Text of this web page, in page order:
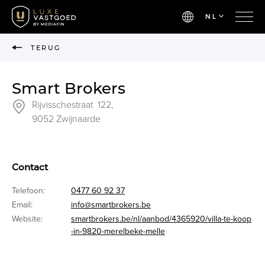
NL
TERUG
Smart Brokers
Rijvisschestraat 122,
9052 Zwijnaarde
Contact
Telefoon:
0477 60 92 37
Email:
info@smartbrokers.be
Website:
smartbrokers.be/nl/aanbod/4365920/villa-te-koop
-in-9820-merelbeke-melle